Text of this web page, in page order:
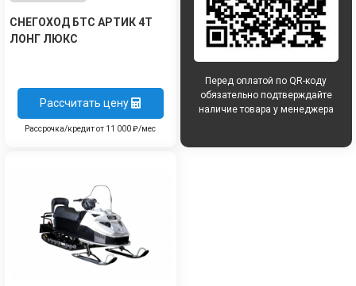
СНЕГОХОД БТС АРТИК 4Т
ЛОНГ ЛЮКС
Рассчитать цену
Рассрочка/кредит от 11 000 ₽/мес
Перед оплатой по QR-коду
обязательно подтверждайте
наличие товара у менеджера